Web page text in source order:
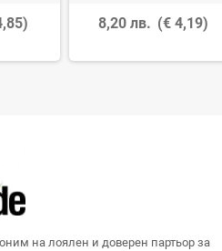
8,20 лв. (€ 4,19)
на лоялен и доверен партьор за